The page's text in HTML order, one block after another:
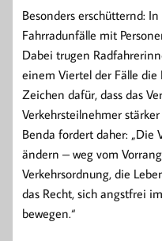
Besonders erschütternd:
Fahrradunfälle mit
Dabei trugen
einem Viertel der Fälle
Zeichen dafür, dass das
Verkehrsteilnehmer
Benda fordert daher: „Die
ändern – weg vom
Verkehrsordnung, die
das Recht, sich angstfrei
bewegen.“